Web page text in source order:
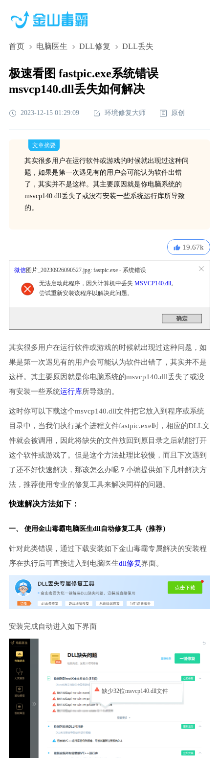
首页 电脑医生 DLL修复 DLL丢失
极速看图 fastpic.exe系统错误
msvcp140.dll丢失如何解决
2023-12-15 01:29:09 环境修复大师 原创
文章摘要
其实很多用户在运行软件或游戏的时候就出现过这种问
题，如果是第一次遇见有的用户会可能认为软件出错
了，其实并不是这样。其主要原因就是你电脑系统的
msvcp140.dll丢失了或没有安装一些系统运行库所导致
的。
19.67k
微信图片_20230926090527.jpg: fastpic.exe - 系统错误
无法启动此程序，因为计算机中丢失 MSVCP140.dll。
尝试重新安装该程序以解决此问题。
其实很多用户在运行软件或游戏的时候就出现过这种问题，如
果是第一次遇见有的用户会可能认为软件出错了，其实并不是
这样。其主要原因就是你电脑系统的msvcp140.dll丢失了或没
有安装一些系统运行库所导致的。
这时你可以下载这个msvcp140.dll文件把它放入到程序或系统
目录中，当我们执行某个进程文件fastpic.exe时，相应的DLL文
件就会被调用，因此将缺失的文件放回到原目录之后就能打开
这个软件或游戏了。但是这个方法处理比较慢，而且下次遇到
了还不好快速解决，那该怎么办呢？小编提供如下几种解决方
法，推荐使用专业的修复工具来解决同样的问题。
快速解决方法如下：
一、 使用金山毒霸电脑医生dll自动修复工具（推荐）
针对此类错误，通过下载安装如下金山毒霸专属解决的安装程
序在执行后可直接进入到电脑医生dll修复界面。
安装完成自动进入如下界面
缺少32位msvcp140.dll文件